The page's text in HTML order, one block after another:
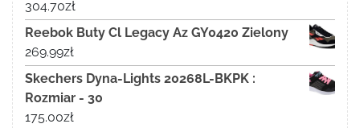
304.70zł
Reebok Buty Cl Legacy Az GY0420 Zielony
269.99zł
Skechers Dyna-Lights 20268L-BKPK :
Rozmiar - 30
175.00zł